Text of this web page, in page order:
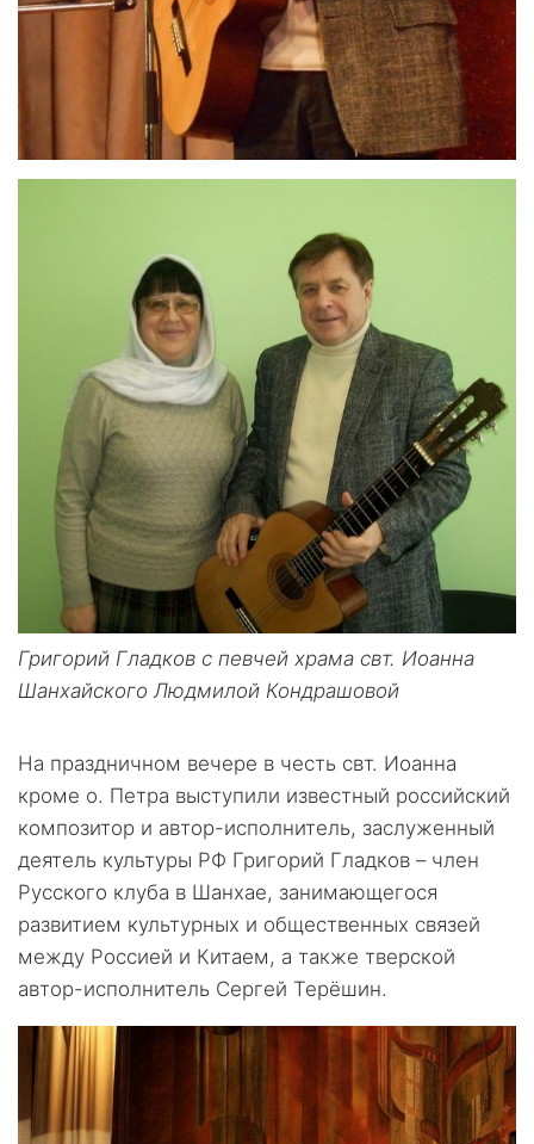
Григорий Гладков с певчей храма свт. Иоанна
Шанхайского Людмилой Кондрашовой
На праздничном вечере в честь свт. Иоанна
кроме о. Петра выступили известный российский
композитор и автор-исполнитель, заслуженный
деятель культуры РФ Григорий Гладков – член
Русского клуба в Шанхае, занимающегося
развитием культурных и общественных связей
между Россией и Китаем, а также тверской
автор-исполнитель Сергей Терёшин.